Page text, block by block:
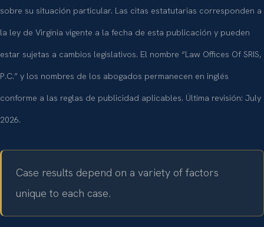
sobre su situación particular. Las citas estatutarias corresponden a
la ley de Virginia vigente a la fecha de esta publicación y pueden
estar sujetas a cambios legislativos. El nombre “Law Offices Of SRIS,
P.C.” y los nombres de los abogados permanecen en inglés
conforme a las reglas de publicidad aplicables. Última revisión: July
2026.
Case results depend on a variety of factors
unique to each case.